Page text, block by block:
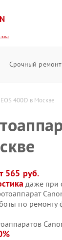
Срочный ремонт
400D в Москве
565 руб.
даже при
по